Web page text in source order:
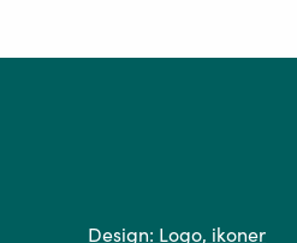
Design: Logo, ikoner